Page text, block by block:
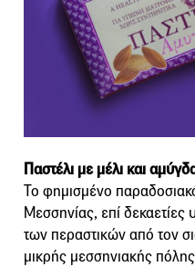
Παστέλι με μέλι και
Το φημισμένο
Μεσσηνίας, επί
των περαστικών από τον
μικρής μεσσηνιακής